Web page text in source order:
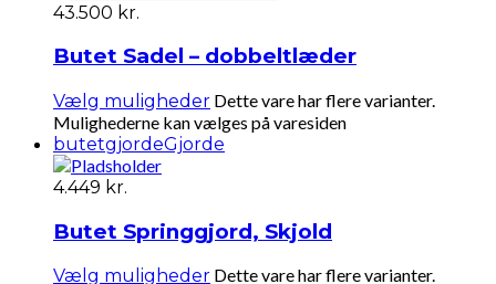
43.500 kr.
Butet Sadel – dobbeltlæder
Vælg muligheder Dette vare har flere varianter.
Mulighederne kan vælges på varesiden
butetgjordeGjorde
4.449 kr.
Butet Springgjord, Skjold
Vælg muligheder Dette vare har flere varianter.